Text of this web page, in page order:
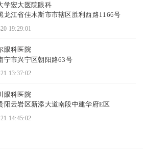
学宏大医院眼科
龙江省佳木斯市市辖区胜利西路1166号
19:29:01
眼科医院
宁市兴宁区朝阳路63号
13:37:02
眼科医院
阳云岩区新添大道南段中建华府E区
14:45:02